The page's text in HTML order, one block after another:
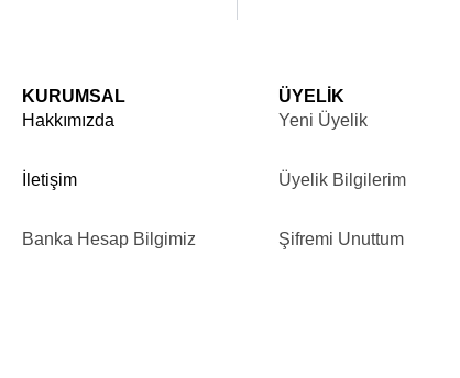
KURUMSAL
Hakkımızda
İletişim
Banka Hesap Bilgimiz
ÜYELİK
Yeni Üyelik
Üyelik Bilgilerim
Şifremi Unuttum